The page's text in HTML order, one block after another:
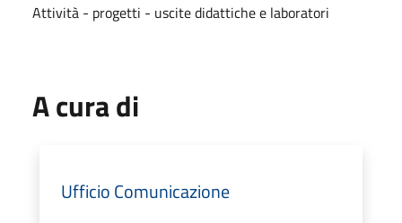
Attività - progetti - uscite didattiche e laboratori
A cura di
Ufficio Comunicazione